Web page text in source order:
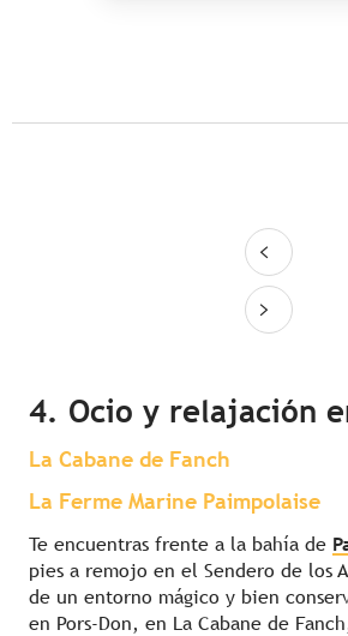
4. Ocio y relajación
La Cabane de Fanch
La Ferme Marine Paimpolaise
Te encuentras frente a la bahía de
pies a remojo en el Sendero de los
de un entorno mágico y bien
en Pors-Don, en La Cabane de